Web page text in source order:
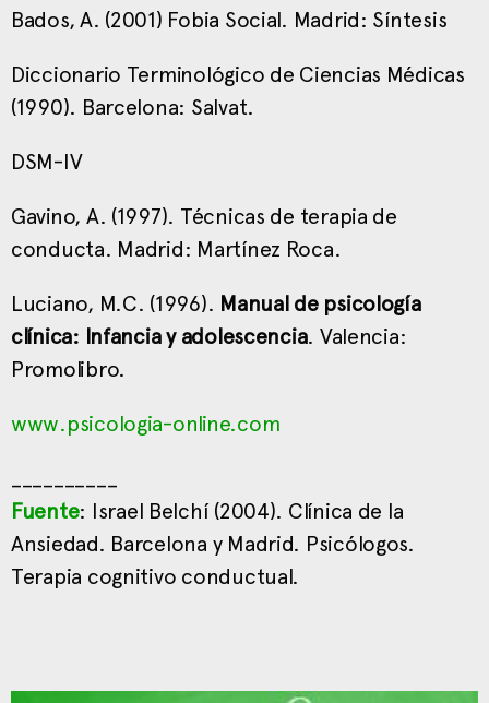
Bados, A. (2001) Fobia Social. Madrid: Síntesis
Diccionario Terminológico de Ciencias Médicas
(1990). Barcelona: Salvat.
DSM-IV
Gavino, A. (1997). Técnicas de terapia de
conducta. Madrid: Martínez Roca.
Luciano, M.C. (1996). Manual de psicología
clínica: Infancia y adolescencia. Valencia:
Promolibro.
www.psicologia-online.com
Fuente: Israel Belchí (2004). Clínica de la
Ansiedad. Barcelona y Madrid. Psicólogos.
Terapia cognitivo conductual.